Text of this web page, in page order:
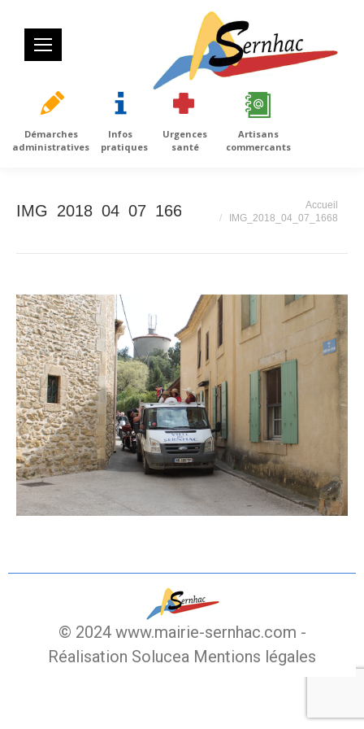
Démarches
administratives
Infos
pratiques
Urgences
santé
Artisans
commercants
IMG_2018_04_07_1668Vous êtes ici :
Accueil
IMG_2018_04_07_1668
© 2024 www.mairie-sernhac.com -
Réalisation Solucea Mentions légales